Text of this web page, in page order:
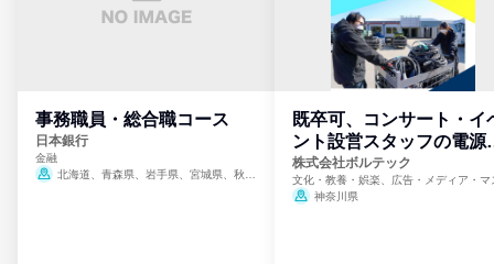
事務職員・総合職コース
日本銀行
金融
北海道、青森県、岩手県、宮城県、秋田
既卒可、コンサート・イ
ント設営スタッフの電源
門
株式会社ボルテック
文化・教養・娯楽、広告・メディア・マ
ミ、電力・ガス・水道・エネルギー
神奈川県